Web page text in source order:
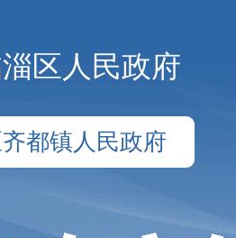
区人民政府
都镇人民政府